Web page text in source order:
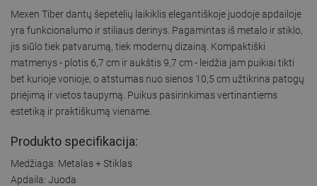
Mexen Tiber dantų šepetėlių laikiklis elegantiškoje juodoje apdailoje
yra funkcionalumo ir stiliaus derinys. Pagamintas iš metalo ir stiklo,
jis siūlo tiek patvarumą, tiek modernų dizainą. Kompaktiški
matmenys - plotis 6,7 cm ir aukštis 9,7 cm - leidžia jam puikiai tikti
bet kurioje vonioje, o atstumas nuo sienos 10,5 cm užtikrina patogų
priėjimą ir vietos taupymą. Puikus pasirinkimas vertinantiems
estetiką ir praktiškumą viename.
Produkto specifikacija:
Medžiaga: Metalas + Stiklas
Apdaila: Juoda